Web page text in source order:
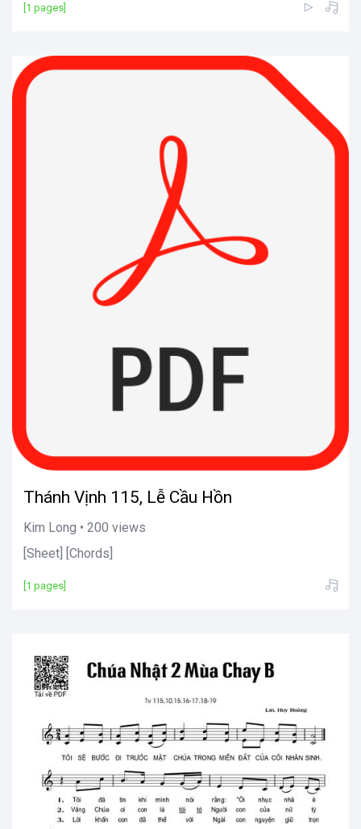
[1 pages]
Thánh Vịnh 115, Lễ Cầu Hồn
Kim Long • 200 views
[Sheet] [Chords]
[1 pages]